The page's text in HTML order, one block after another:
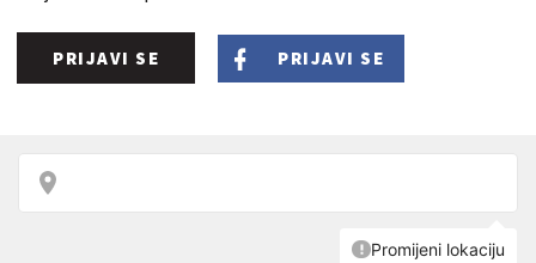
PRIJAVI SE PRIJAVI SE